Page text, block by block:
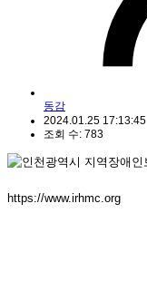
동감
2024.01.25 17:13:45
조회 수: 783
https://www.irhmc.org